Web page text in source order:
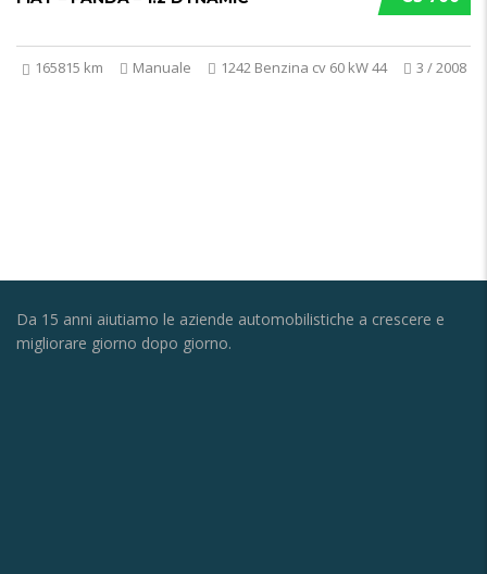
165815 km Manuale 1242 Benzina cv 60 kW 44 3 / 2008
Da 15 anni aiutiamo le aziende automobilistiche a crescere e
migliorare giorno dopo giorno.